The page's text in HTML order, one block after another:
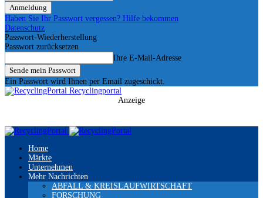
Haben Sie Ihr Passwort vergessen? Hilfe bekommen
Datenschutz
Passwort-Wiederherstellung
Passwort zurücksetzen
Ihre E-Mail-Adresse
Ein Passwort wird Ihnen per Email zugeschickt.
Recyclingportal
Anzeige
Home
Märkte
Unternehmen
Mehr Nachrichten
ABFALL & KREISLAUFWIRTSCHAFT
FORSCHUNG